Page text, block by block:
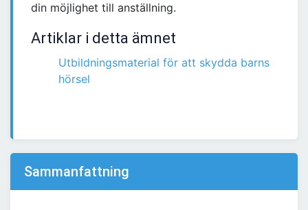
din möjlighet till anställning.
Artiklar i detta ämnet
Utbildningsmaterial för att skydda barns
hörsel
Sammanfattning